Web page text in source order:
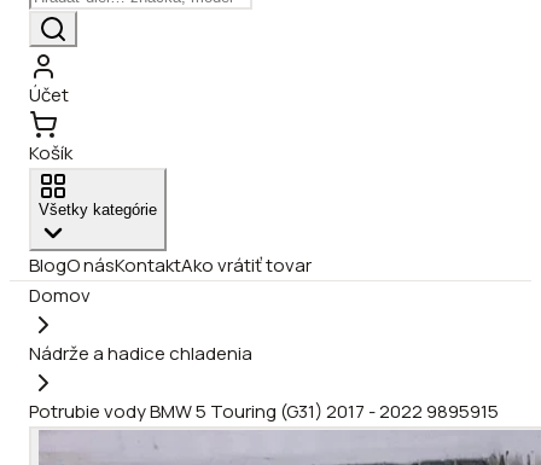
Účet
Košík
Všetky kategórie
BlogO násKontaktAko vrátiť tovar
Domov
Nádrže a hadice chladenia
Potrubie vody BMW 5 Touring (G31) 2017 - 2022 9895915